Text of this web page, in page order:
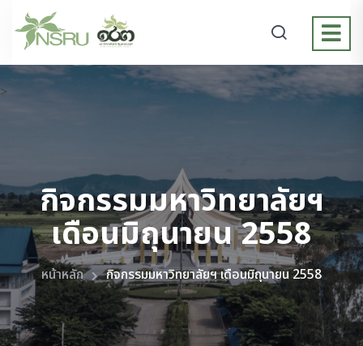
>
กิจกรรมมหาวิทยาลัยฯ
เดือนมิถุนายน 2558
หน้าหลัก กิจกรรมมหาวิทยาลัยฯ เดือนมิถุนายน 2558